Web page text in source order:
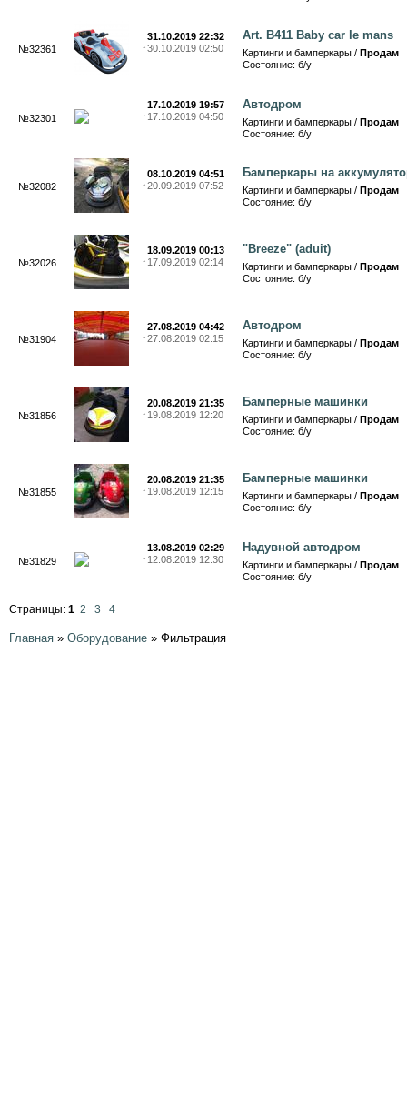
№32361
31.10.2019 22:32
↑30.10.2019 02:50
Art. B411 Baby car le mans
Картинги и бамперкары / Продам
Состояние: б/у
№32301
17.10.2019 19:57
↑ 17.10.2019 04:50
Автодром
Картинги и бамперкары / Продам
Состояние: б/у
№32082
08.10.2019 04:51
↑20.09.2019 07:52
Бамперкары на
Картинги и бамперкары / Продам
Состояние: б/у
№32026
18.09.2019 00:13
↑ 17.09.2019 02:14
"Breeze" (aduit)
Картинги и бамперкары / Продам
Состояние: б/у
№31904
27.08.2019 04:42
↑27.08.2019 02:15
Автодром
Картинги и бамперкары / Продам
Состояние: б/у
№31856
20.08.2019 21:35
↑ 19.08.2019 12:20
Бамперные машинки
Картинги и бамперкары / Продам
Состояние: б/у
№31855
20.08.2019 21:35
↑ 19.08.2019 12:15
Бамперные машинки
Картинги и бамперкары / Продам
Состояние: б/у
№31829
13.08.2019 02:29
↑ 12.08.2019 12:30
Надувной автодром
Картинги и бамперкары / Продам
Состояние: б/у
Страницы: 1 2 3 4
Главная » Оборудование » Фильтрация